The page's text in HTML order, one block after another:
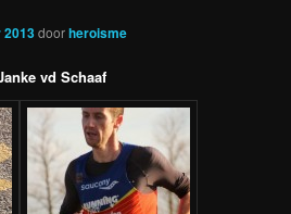
2013doorheroisme
vd Schaaf